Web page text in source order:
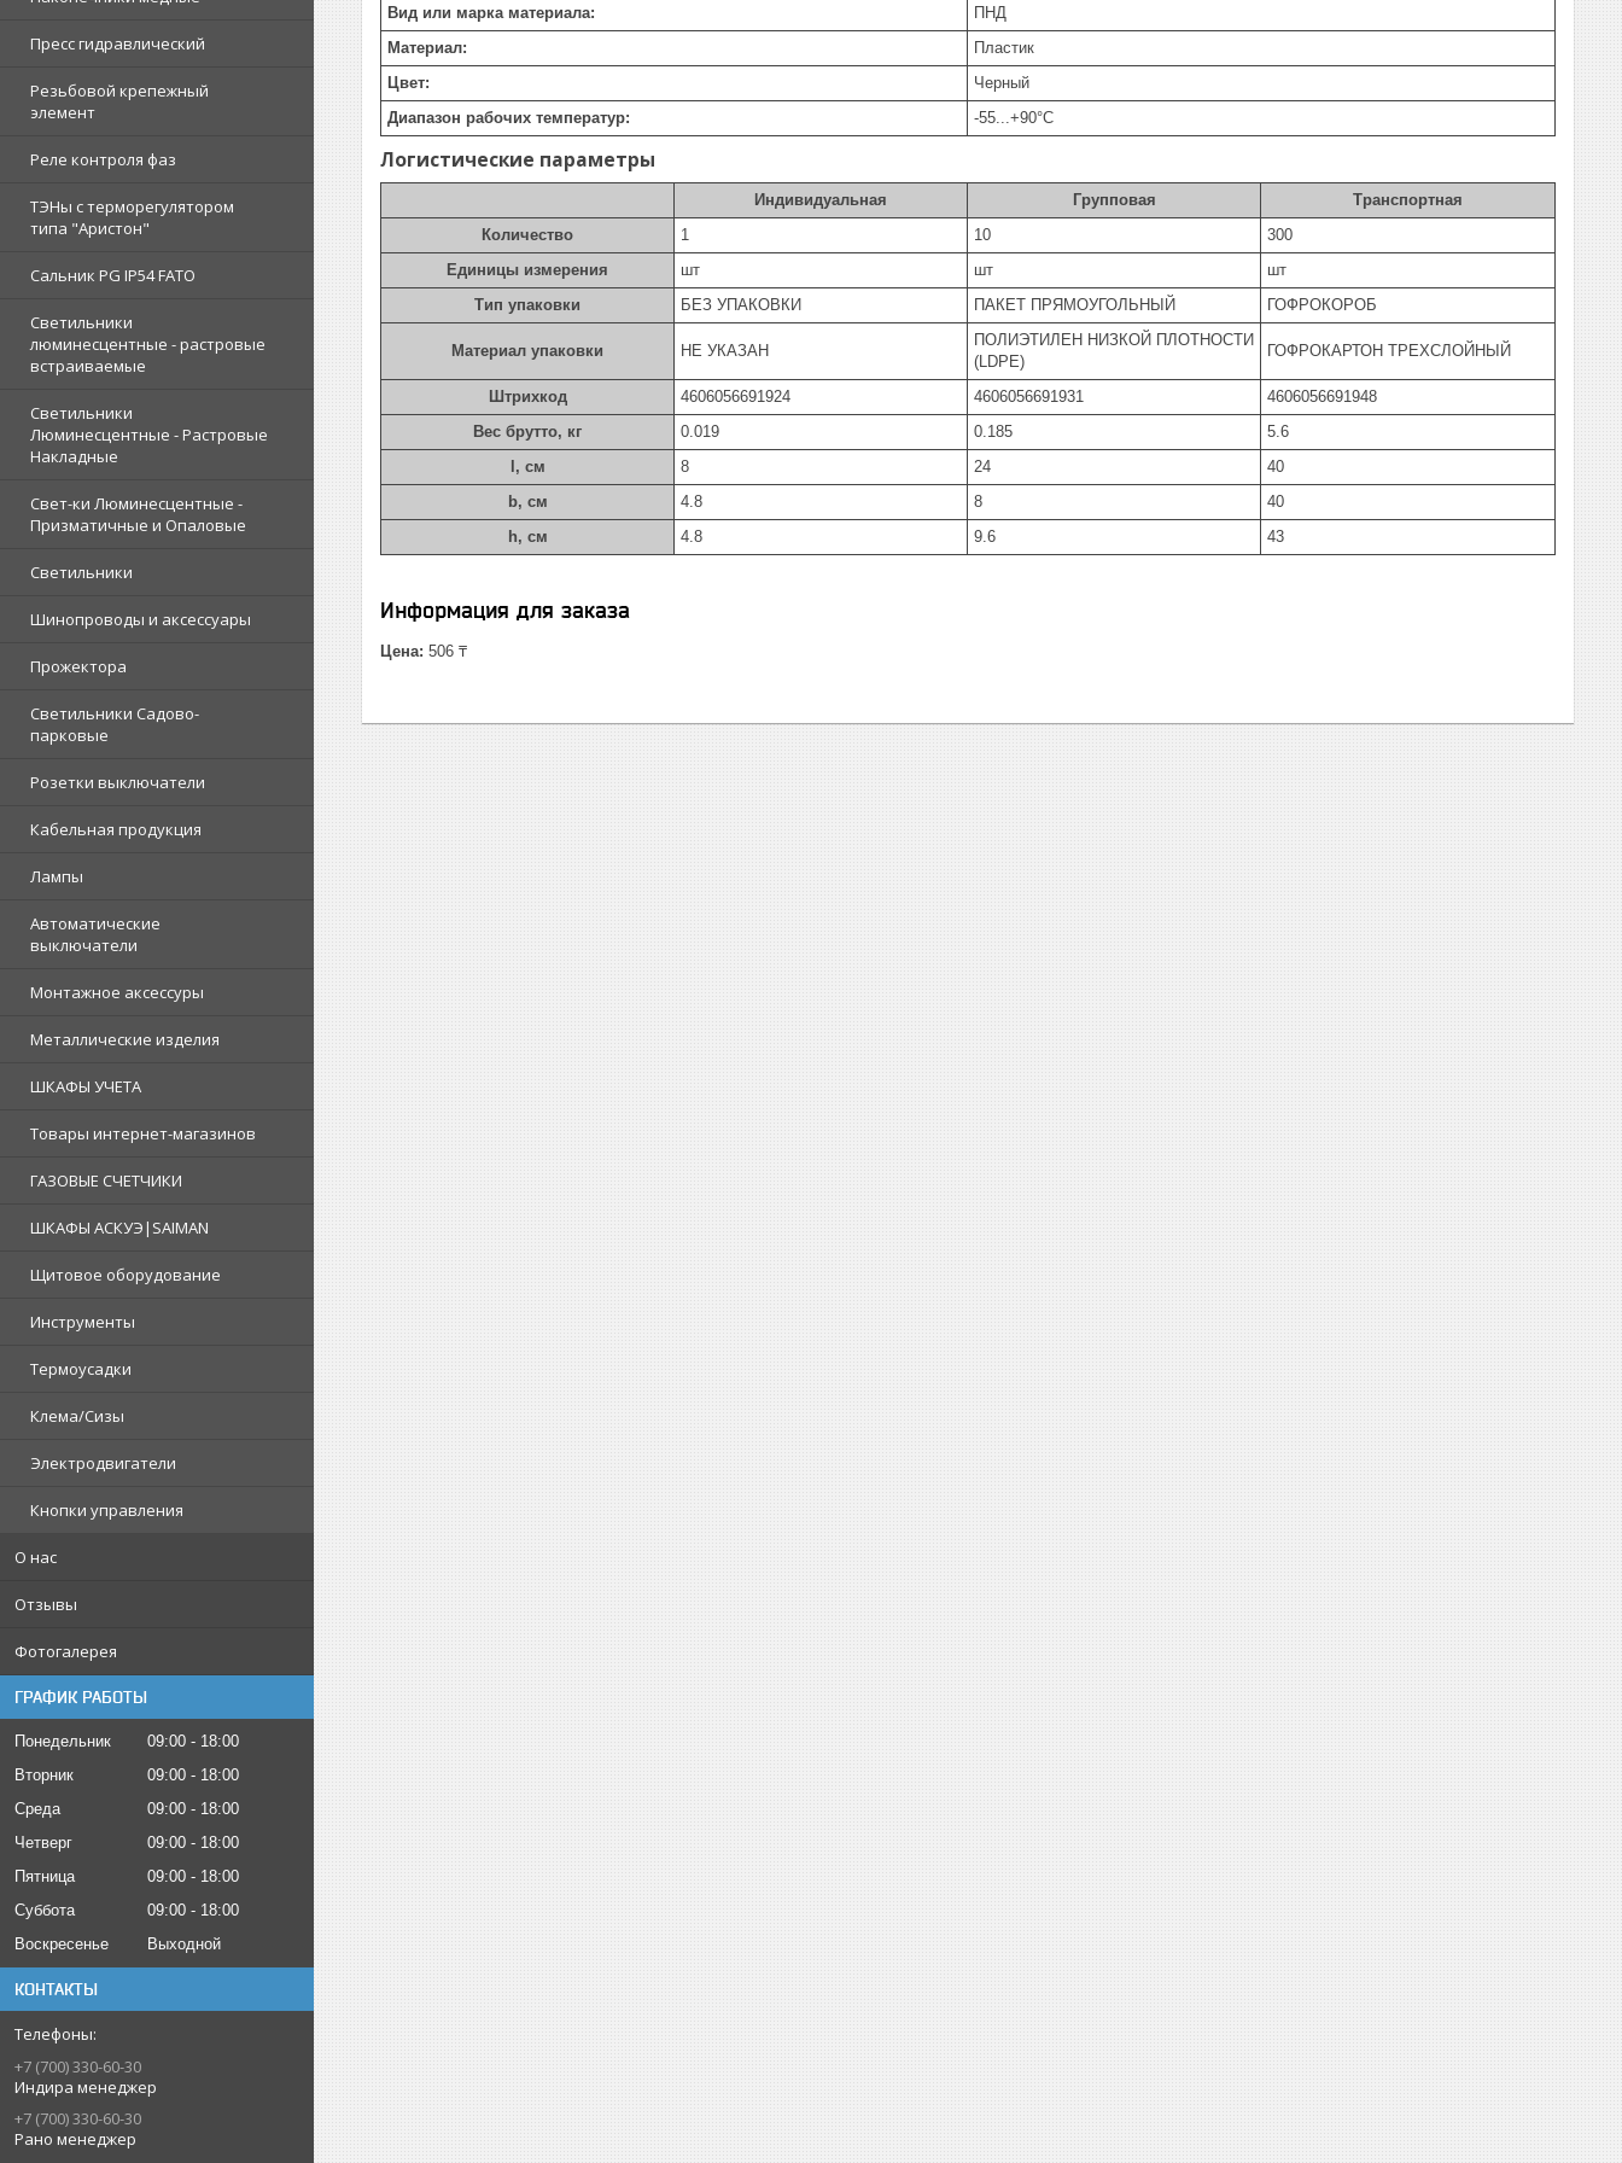
Пресс гидравлический
Резьбовой крепежный
элемент
Реле контроля фаз
ТЭНы с терморегулятором
типа "Аристон"
Сальник PG IP54 FATO
Светильники
люминесцентные - растровые
встраиваемые
Светильники
Люминесцентные - Растровые
Накладные
Свет-ки Люминесцентные -
Призматичные и Опаловые
Светильники
Шинопроводы и аксессуары
Прожектора
Светильники Садово-
парковые
Розетки выключатели
Кабельная продукция
Лампы
Автоматические
выключатели
Монтажное аксессуры
Металлические изделия
ШКАФЫ УЧЕТА
Товары интернет-магазинов
ГАЗОВЫЕ СЧЕТЧИКИ
ШКАФЫ АСКУЭ|SAIMAN
Щитовое оборудование
Инструменты
Термоусадки
Клема/Сизы
Электродвигатели
Кнопки управления
О нас
Отзывы
Фотогалерея
ГРАФИК РАБОТЫ
Понедельник 09:00
18:00
Вторник
09:00
18:00
Среда
09:00
18:00
Четверг
09:00
18:00
Пятница
09:00
18:00
Суббота
09:00
18:00
Воскресенье
Выходной
КОНТАКТЫ
+7 (700) 330-60-30
Индира менеджер
+7 (700) 330-60-30
Рано менеджер
Вид или марка материала:
ПНД
Материал:
Пластик
Цвет:
Черный
Диапазон рабочих температур:
-55...+90°C
Логистические параметры
Индивидуальная Групповая
Транспортная
Количество
1 10
300
Единицы измерения
шт шт
шт
Тип упаковки
БЕЗ УПАКОВКИ ПАКЕТ ПРЯМОУГОЛЬНЫЙ ГОФРОКОРОБ
Материал упаковки НЕ УКАЗАН
ПОЛИЭТИЛЕН НИЗКОЙ ПЛОТНОСТИ
(LDPE)
ГОФРОКАРТОН ТРЕХСЛОЙНЫЙ
Штрихкод 4606056691924 4606056691931
4606056691948
Вес брутто, кг
0.019 0.185
5.6
l, см
8 24
40
b, см
4.8 8
40
h, см
4.8 9.6 43
Информация для заказа
Цена: 506 ₸